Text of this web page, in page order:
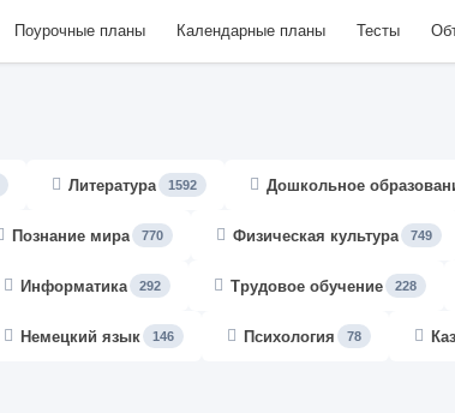
Поурочные планы Календарные планы Тесты
Литература 1592 Дошкольное
Познание мира 770 Физическая культура 749
Информатика 292 Трудовое обучение 228
Немецкий язык 146 Психология 78